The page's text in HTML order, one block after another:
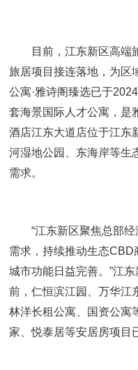
目前，江东新区高端
旅居项目接连落地，为区
公寓·雅诗阁臻选已于
套海景国际人才公寓，是
酒店江东大道店位于江东
河湿地公园、东海岸等生
需求。
“江东新区聚焦总部
需求，持续推动生态CBD
城市功能日益完善。”江
前，仁恒滨江园、万华江
林洋长租公寓、国资公寓
家、悦泰居等安居房项目